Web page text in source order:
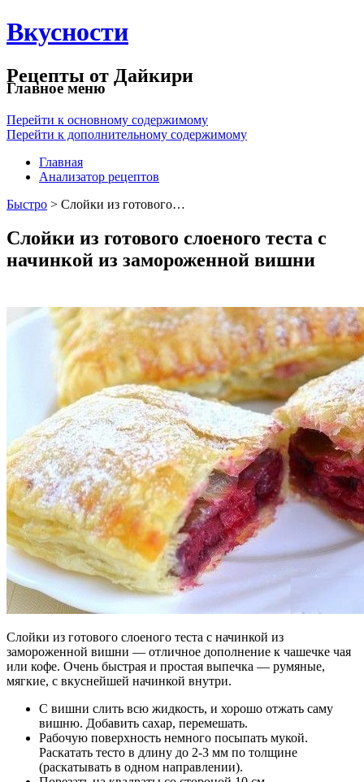
Вкусности
Рецепты от Дайкири
Главное меню
Перейти к основному содержимому
Перейти к дополнительному содержимому
Главная
Анализатор рецептов
Быстро > Слойки из готового…
Слойки из готового слоеного теста с
начинкой из замороженной вишни
Слойки из готового слоеного теста с начинкой из
замороженной вишни — отличное дополнение к чашечке чая
или кофе. Очень быстрая и простая выпечка — румяные,
мягкие, с вкуснейшей начинкой внутри.
С вишни слить всю жидкость, и хорошо отжать саму
вишню. Добавить сахар, перемешать.
Рабочую поверхность немного посыпать мукой.
Раскатать тесто в длину до 2-3 мм по толщине
(раскатывать в одном направлении).